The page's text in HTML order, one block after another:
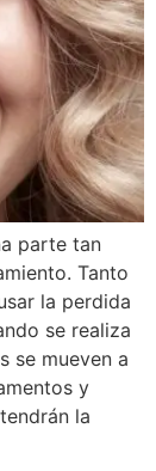
parte tan
Tanto
la perdida
se realiza
se mueven a
y
la